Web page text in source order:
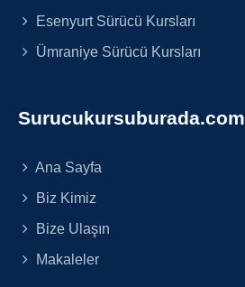
Esenyurt Sürücü Kursları
Ümraniye Sürücü Kursları
Surucukursuburada.com
Ana Sayfa
Biz Kimiz
Bize Ulaşın
Makaleler